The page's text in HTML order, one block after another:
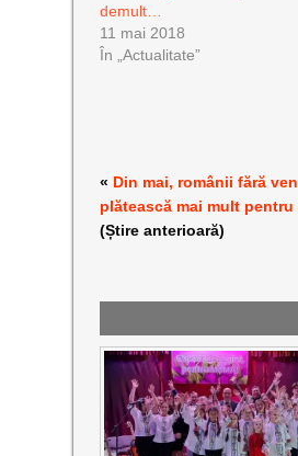
demult…
11 mai 2018
În „Actualitate”
« Din mai, românii fără
plătească mai mult
(Știre anterioară)